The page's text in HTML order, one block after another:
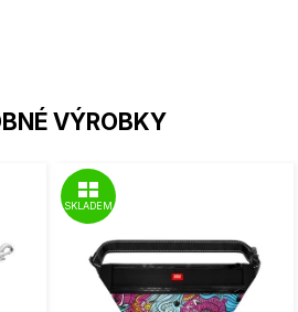
VÝROBKY
SKLADEM